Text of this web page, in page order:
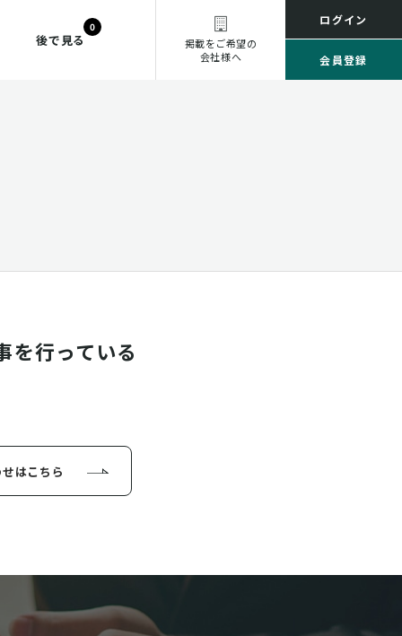
後で見る
0
掲載をご希望の
会社様へ
ログイン
会員登録
を行っている
はこちら